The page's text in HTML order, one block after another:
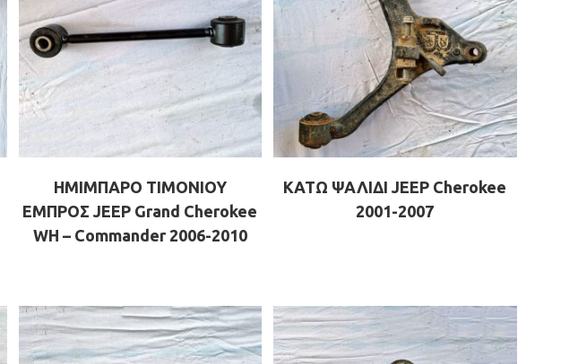
ΗΜΙΜΠΑΡΟ ΤΙΜΟΝΙΟΥ
ΕΜΠΡΟΣ JEEP Grand Cherokee
WH – Commander 2006-2010
ΚΑΤΩ ΨΑΛΙΔΙ JEEP Cherokee
2001-2007